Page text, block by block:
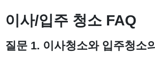
이사/입주 청소 FAQ
질문 1. 이사청소와 입주청소